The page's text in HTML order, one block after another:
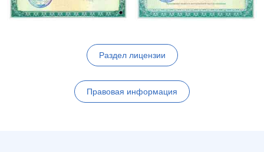
Раздел лицензии
Правовая информация